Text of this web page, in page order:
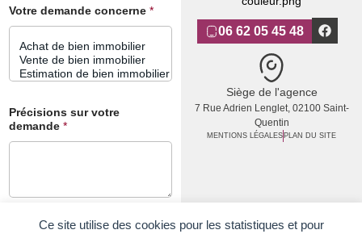
Ce site utilise des cookies pour les statistiques et pour
06 62 05 45 48
Siège de l'agence
7 Rue Adrien Lenglet, 02100 Saint-
Quentin
MENTIONS LÉGALES PLAN DU SITE
Votre demande concerne *
Précisions sur votre
demande *